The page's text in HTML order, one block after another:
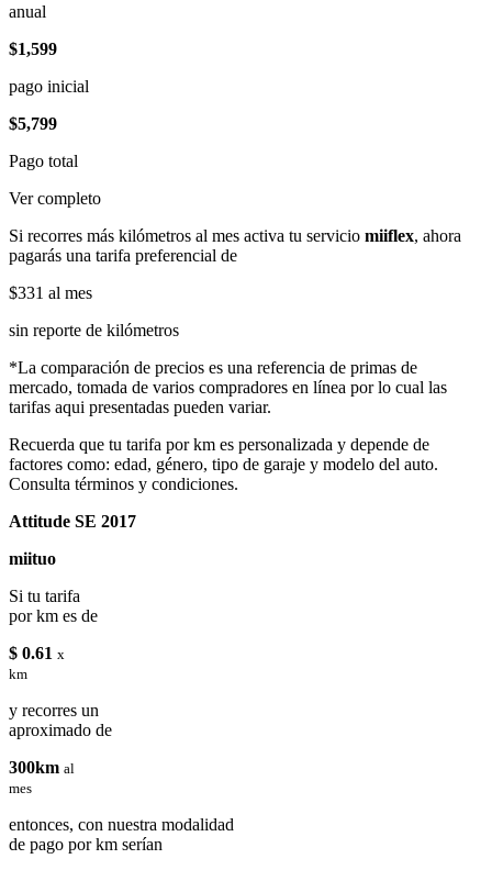
anual
$1,599
pago inicial
$5,799
Pago total
Ver completo
Si recorres más kilómetros al mes activa tu servicio miiflex, ahora
pagarás una tarifa preferencial de
$331 al mes
sin reporte de kilómetros
*La comparación de precios es una referencia de primas de
mercado, tomada de varios compradores en línea por lo cual las
tarifas aqui presentadas pueden variar.
Recuerda que tu tarifa por km es personalizada y depende de
factores como: edad, género, tipo de garaje y modelo del auto.
Consulta términos y condiciones.
Attitude SE 2017
miituo
Si tu tarifa
por km es de
$ 0.61 x
km
y recorres un
aproximado de
300km al
mes
entonces, con nuestra modalidad
de pago por km serían